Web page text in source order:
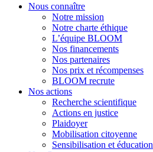
Nous connaître
Notre mission
Notre charte éthique
L’équipe BLOOM
Nos financements
Nos partenaires
Nos prix et récompenses
BLOOM recrute
Nos actions
Recherche scientifique
Actions en justice
Plaidoyer
Mobilisation citoyenne
Sensibilisation et éducation